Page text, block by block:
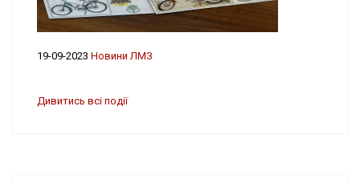
19-09-2023 Новини ЛМЗ
Дивитись всі події